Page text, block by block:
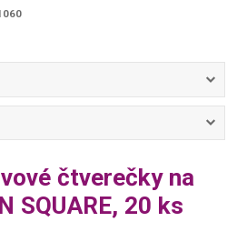
čtverečky na
SQUARE, 20 ks